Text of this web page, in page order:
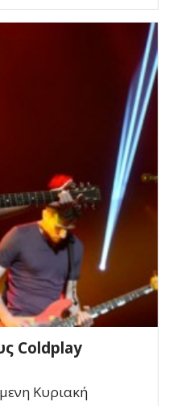
Coldplay
Κυριακή